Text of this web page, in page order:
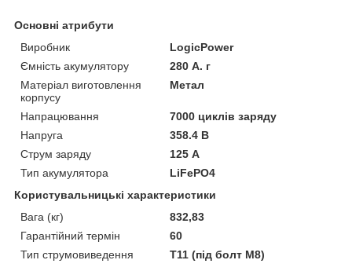
Основні атрибути
Виробник
LogicPower
Ємність акумулятору
280 А. г
Матеріал виготовлення
корпусу
Метал
Напрацювання
7000 циклів заряду
Напруга
358.4 В
Струм заряду
125 А
Тип акумулятора
LiFePO4
Користувальницькі характеристики
Вага (кг)
832,83
Гарантійний термін
60
Тип струмовиведення
Т11 (під болт М8)